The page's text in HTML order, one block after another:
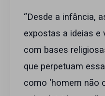
“Desde a infância,
expostas a ideias e
com bases
que perpetuam
como ‘homem não